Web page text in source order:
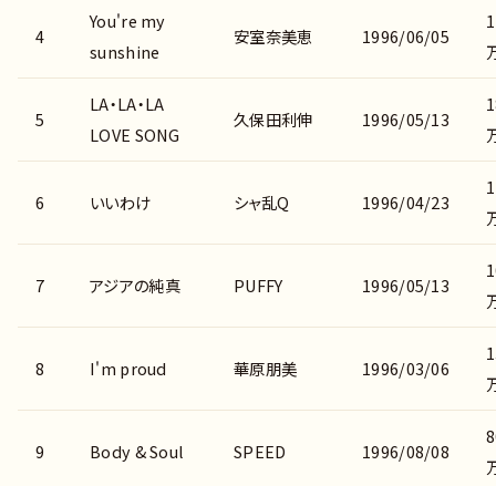
4
You're my
sunshine
安室奈美恵 1996/06/05
5
LA・LA・LA
LOVE SONG
久保田利伸 1996/05/13
6 いいわけ シャ乱Q 1996/04/23
7 アジアの純真 PUFFY 1996/05/13
8 I'm proud 華原朋美 1996/03/06
9 Body & Soul SPEED 1996/08/08